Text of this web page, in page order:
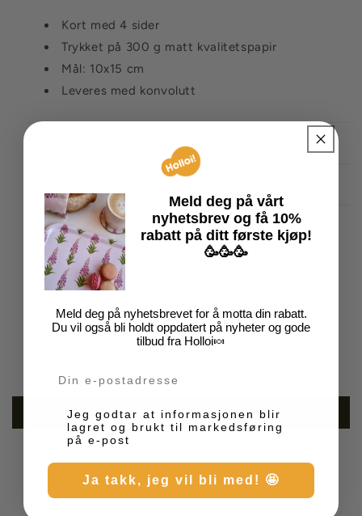
Kort med 4 sider
Trykket på 300 g matt kvalitetspapir
Mål: 10x15 cm
Leveres med konvolutt
Del
Kundeanmeldelser
Skriv en anmeldelse
Meld deg på vårt
nyhetsbrev og få 10%
rabatt på ditt første kjøp!
🥳🥳🥳
Meld deg på nyhetsbrevet for å motta din rabatt.
Du vil også bli holdt oppdatert på nyheter og gode
tilbud fra Holloi🍬
Markedsføring
Jeg godtar at informasjonen blir
lagret og brukt til markedsføring
på e-post
Ja takk, jeg vil bli med! 🤩